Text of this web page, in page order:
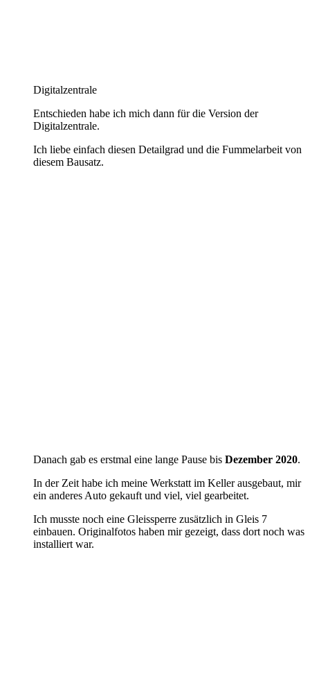
Digitalzentrale
Entschieden habe ich mich dann für die Version der
Digitalzentrale.
Ich liebe einfach diesen Detailgrad und die Fummelarbeit von
diesem Bausatz.
Danach gab es erstmal eine lange Pause bis Dezember 2020.
In der Zeit habe ich meine Werkstatt im Keller ausgebaut, mir
ein anderes Auto gekauft und viel, viel gearbeitet.
Ich musste noch eine Gleissperre zusätzlich in Gleis 7
einbauen. Originalfotos haben mir gezeigt, dass dort noch was
installiert war.